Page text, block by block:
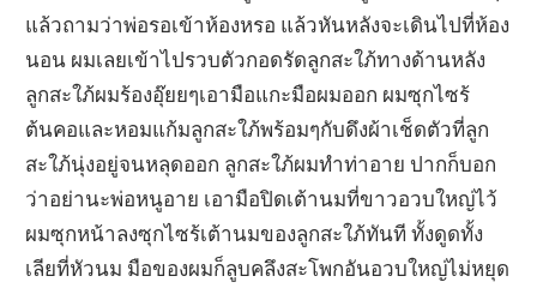
แล้วถามว่าพ่อรอเข้าห้องหรอ แล้วหันหลังจะเดินไปที่ห้อง
นอน ผมเลยเข้าไปรวบตัวกอดรัดลูกสะใภ้ทางด้านหลัง
ลูกสะใภ้ผมร้องอุ๊ยยๆเอามือแกะมือผมออก ผมซุกไซร้
ต้นคอและหอมแก้มลูกสะใภ้พร้อมๆกับดึงผ้าเช็ดตัวที่ลูก
สะใภ้นุ่งอยู่จนหลุดออก ลูกสะใภ้ผมทำท่าอาย ปากก็บอก
ว่าอย่านะพ่อหนูอาย เอามือปิดเต้านมที่ขาวอวบใหญ่ไว้
ผมซุกหน้าลงซุกไซร้เต้านมของลูกสะใภ้ทันที ทั้งดูดทั้ง
เลียที่หัวนม มือของผมก็ลูบคลึงสะโพกอันอวบใหญ่ไม่หยุด